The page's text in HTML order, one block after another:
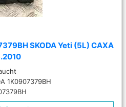
SKODA Yeti (5L) CAXA
1K0907379BH